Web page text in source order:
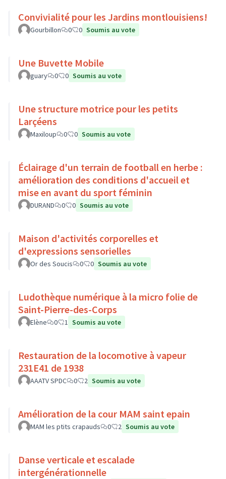
Convivialité pour les Jardins montlouisiens!
Gourbillon 0 0 Soumis au vote
Une Buvette Mobile
guary 0 0 Soumis au vote
Une structure motrice pour les petits
Larçéens
Maxiloup 0 0 Soumis au vote
Éclairage d'un terrain de football en herbe :
amélioration des conditions d'accueil et
mise en avant du sport féminin
DURAND 0 0 Soumis au vote
Maison d'activités corporelles et
d'expressions sensorielles
Or des Soucis 0 0 Soumis au vote
Ludothèque numérique à la micro folie de
Saint-Pierre-des-Corps
Elène 0 1 Soumis au vote
Restauration de la locomotive à vapeur
231E41 de 1938
AAATV SPDC 0 2 Soumis au vote
Amélioration de la cour MAM saint epain
MAM les ptits crapauds 0 2 Soumis au vote
Danse verticale et escalade
intergénérationnelle